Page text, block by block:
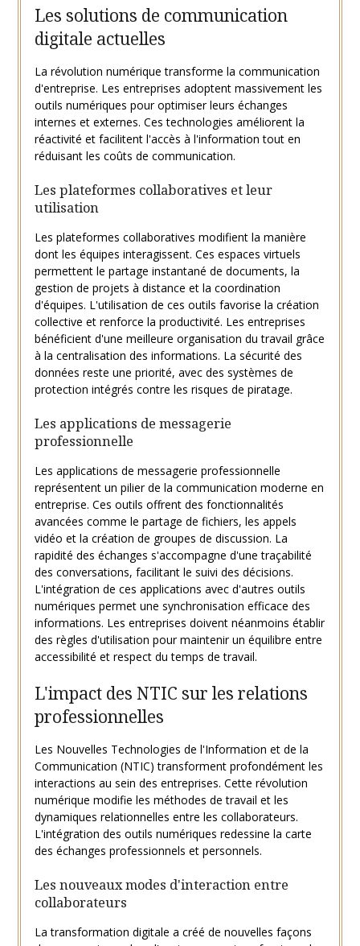
Les solutions de communication
digitale actuelles
La révolution numérique transforme la communication
d'entreprise. Les entreprises adoptent massivement les
outils numériques pour optimiser leurs échanges
internes et externes. Ces technologies améliorent la
réactivité et facilitent l'accès à l'information tout en
réduisant les coûts de communication.
Les plateformes collaboratives et leur
utilisation
Les plateformes collaboratives modifient la manière
dont les équipes interagissent. Ces espaces virtuels
permettent le partage instantané de documents, la
gestion de projets à distance et la coordination
d'équipes. L'utilisation de ces outils favorise la création
collective et renforce la productivité. Les entreprises
bénéficient d'une meilleure organisation du travail grâce
à la centralisation des informations. La sécurité des
données reste une priorité, avec des systèmes de
protection intégrés contre les risques de piratage.
Les applications de messagerie
professionnelle
Les applications de messagerie professionnelle
représentent un pilier de la communication moderne en
entreprise. Ces outils offrent des fonctionnalités
avancées comme le partage de fichiers, les appels
vidéo et la création de groupes de discussion. La
rapidité des échanges s'accompagne d'une traçabilité
des conversations, facilitant le suivi des décisions.
L'intégration de ces applications avec d'autres outils
numériques permet une synchronisation efficace des
informations. Les entreprises doivent néanmoins établir
des règles d'utilisation pour maintenir un équilibre entre
accessibilité et respect du temps de travail.
L'impact des NTIC sur les relations
professionnelles
Les Nouvelles Technologies de l'Information et de la
Communication (NTIC) transforment profondément les
interactions au sein des entreprises. Cette révolution
numérique modifie les méthodes de travail et les
dynamiques relationnelles entre les collaborateurs.
L'intégration des outils numériques redessine la carte
des échanges professionnels et personnels.
Les nouveaux modes d'interaction entre
collaborateurs
La transformation digitale a créé de nouvelles façons